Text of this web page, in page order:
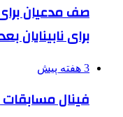
صف مدعیان
برای نابینایان بعد از
3 هفته پیش
فینال